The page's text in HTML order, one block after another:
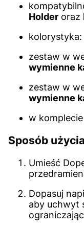
Holder oraz
zestaw w
wymienne
zestaw w
wymienne
w
Sposób użycia
Umieść
Dopasuj
aby uchwyt